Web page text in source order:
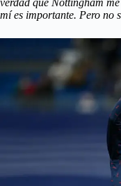
verdad que Nottingham
mí es importante. Pero no